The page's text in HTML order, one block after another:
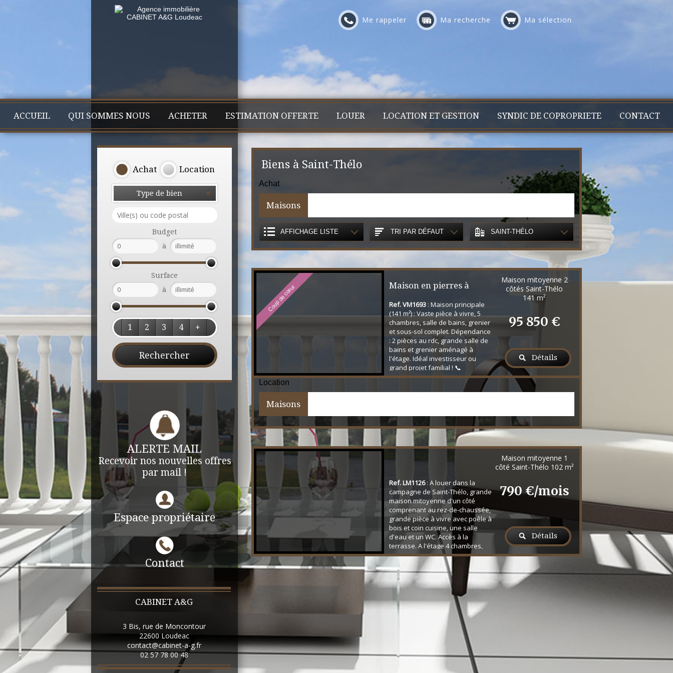
Me rappeler Ma recherche Ma sélection
ACCUEIL QUI SOMMES NOUS ACHETER ESTIMATION OFFERTE LOUER LOCATION ET GESTION SYNDIC DE COPROPRIETE CONTACT
Achat Location
Type de bien
Budget
à
Surface
à
1 2 3 4 +
ALERTE MAIL
Recevoir nos nouvelles offres
par mail !
Espace propriétaire
Contact
CABINET A&G
3 Bis, rue de Moncontour
22600 Loudeac
contact@cabinet-a-g.fr
02 57 78 00 48
Biens à Saint-Thélo
Achat
Maisons
AFFICHAGE LISTE TRI PAR DÉFAUT SAINT-THÉLO
Coup de cœur
Maison en pierres à
rénover
Ref. VM1693 : Maison principale
(141 m²) : Vaste pièce à vivre, 5
chambres, salle de bains, grenier
et sous-sol complet. Dépendance
: 2 pièces au rdc, grande salle de
bains et grenier aménagé à
l'étage. Idéal investisseur ou
grand projet familial ! 📞
Contactez-nous vite pour visiter
Maison mitoyenne 2
côtés Saint-Thélo
141 m²
95 850 €
Détails
Location
Maisons
Ref. LM1126: A louer dans la
campagne de Saint-Thélo, grande
maison mitoyenne d'un côté
comprenant au rez-de-chaussée,
grande pièce à vivre avec poêle à
bois et coin cuisine, une salle
d'eau et un WC. Accès à la
terrasse. A l'étage 4 chambres,
une salle de bain et un WC. Sous-
sol total. petit terrain à l'abri des
regards. Loyer mensuel 770,00
euros + 20 euros de charges
(TOM). Honoraires à la charge ...
Maison mitoyenne 1
côté Saint-Thélo 102 m²
790 €/mois
Détails